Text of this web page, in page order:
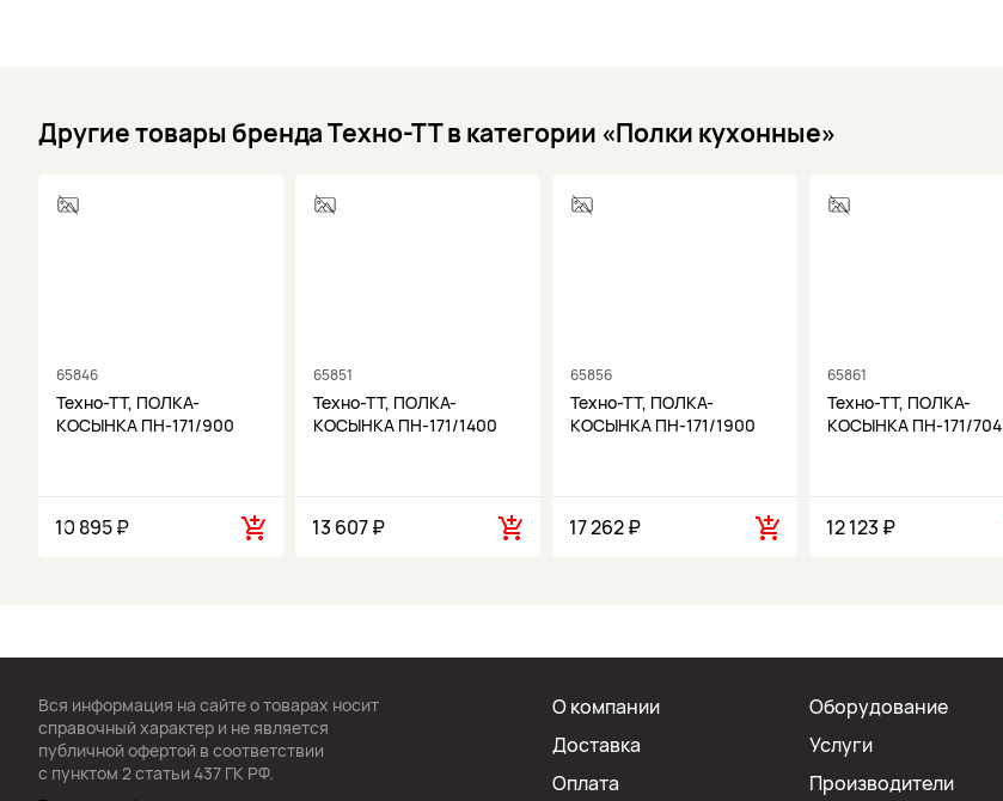
Другие товары бренда Техно-ТТ в категории «Полки кухонные»
65846
Техно-ТТ, ПОЛКА-
КОСЫНКА ПН-171/900
10 895 ₽
65851
Техно-ТТ, ПОЛКА-
КОСЫНКА ПН-171/1400
13 607 ₽
65856
Техно-ТТ, ПОЛКА-
КОСЫНКА ПН-171/1900
17 262 ₽
65861
Техно-ТТ, ПОЛКА-
КОСЫНКА ПН-171/704
12 123 ₽
Вся информация на сайте о товарах носит
справочный характер и не является
публичной офертой в соответствии
с пунктом 2 статьи 437 ГК РФ.
О компании
Доставка
Оплата
Оборудование
Услуги
Производители